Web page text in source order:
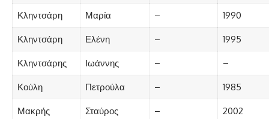
Κληντσάρη Μαρία – 1990
Κληντσάρη Ελένη – 1995
Κληντσάρης Ιωάννης – –
Κούλη Πετρούλα – 1985
Μακρής Σταύρος – 2002